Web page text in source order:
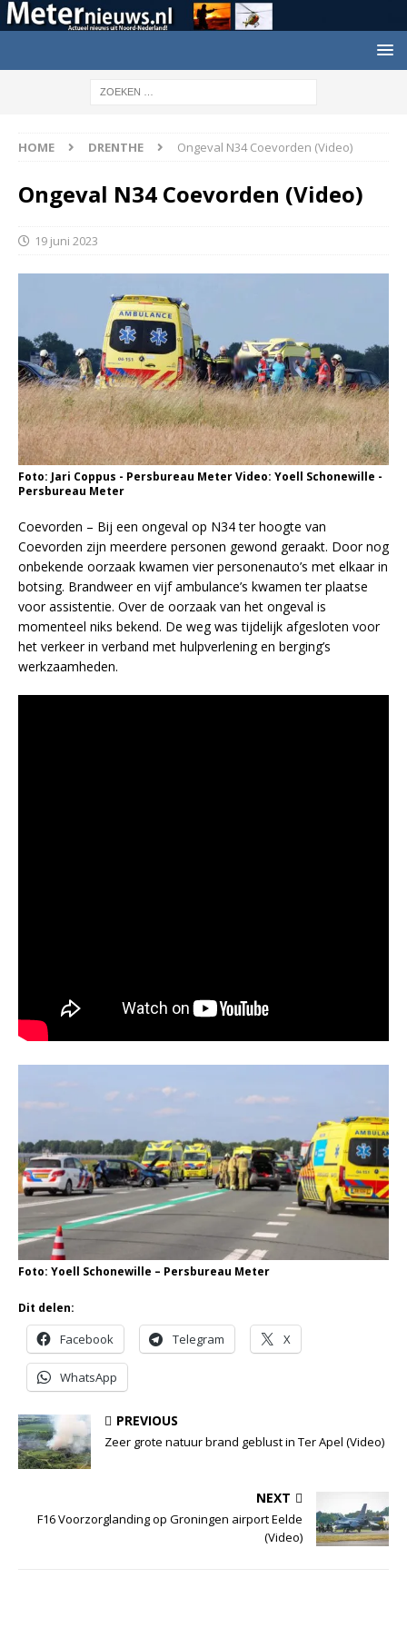
HOME DRENTHE Ongeval N34 Coevorden (Video)
Ongeval N34 Coevorden (Video)
19 juni 2023
Foto: Jari Coppus - Persbureau Meter Video: Yoell Schonewille -
Persbureau Meter
Coevorden – Bij een ongeval op N34 ter hoogte van
Coevorden zijn meerdere personen gewond geraakt. Door nog
onbekende oorzaak kwamen vier personenauto’s met elkaar in
botsing. Brandweer en vijf ambulance’s kwamen ter plaatse
voor assistentie. Over de oorzaak van het ongeval is
momenteel niks bekend. De weg was tijdelijk afgesloten voor
het verkeer in verband met hulpverlening en berging’s
werkzaamheden.
Foto: Yoell Schonewille – Persbureau Meter
Dit delen:
Facebook Telegram X
WhatsApp
PREVIOUS
Zeer grote natuur brand geblust in Ter Apel (Video)
NEXT
F16 Voorzorglanding op Groningen airport Eelde
(Video)